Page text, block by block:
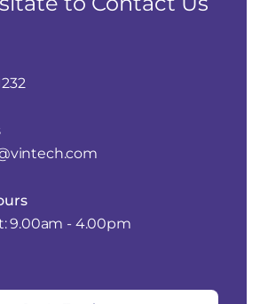
9.00am - 4.00pm